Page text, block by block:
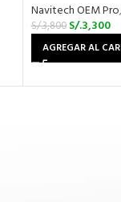
Navitech OEM Pro,
S/.3,800 S/.3,300
AGREGAR AL